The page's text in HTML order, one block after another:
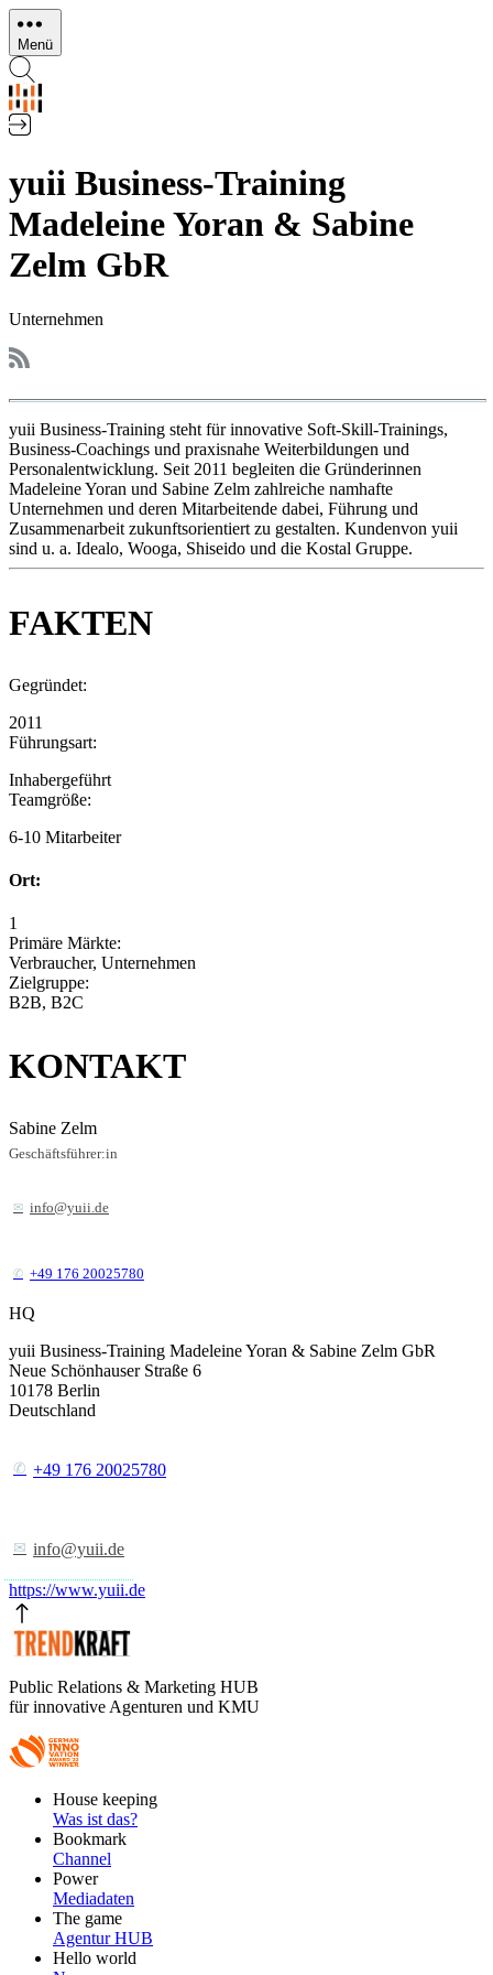
Direkt
zum
Inhalt
Menü
yuii Business-Training
Madeleine Yoran & Sabine
Zelm GbR
Unternehmen
yuii Business-Training steht für innovative Soft-Skill-Trainings,
Business-Coachings und praxisnahe Weiterbildungen und
Personalentwicklung. Seit 2011 begleiten die Gründerinnen
Madeleine Yoran und Sabine Zelm zahlreiche namhafte
Unternehmen und deren Mitarbeitende dabei, Führung und
Zusammenarbeit zukunftsorientiert zu gestalten. Kundenvon yuii
sind u. a. Idealo, Wooga, Shiseido und die Kostal Gruppe.
FAKTEN
Gegründet:
2011
Führungsart:
Inhabergeführt
Teamgröße:
6-10 Mitarbeiter
Ort:
1
Primäre Märkte:
Verbraucher, Unternehmen
Zielgruppe:
B2B, B2C
KONTAKT
Sabine Zelm
Geschäftsführer:in
info@yuii.de
+49 176 20025780
HQ
yuii Business-Training Madeleine Yoran & Sabine Zelm GbR
Neue Schönhauser Straße 6
10178 Berlin
Deutschland
+49 176 20025780
info@yuii.de
https://www.yuii.de
Public Relations & Marketing HUB
für innovative Agenturen und KMU
FooterHouse keeping
Was ist das?
Bookmark
Channel
Power
Mediadaten
The game
Agentur HUB
Hello world